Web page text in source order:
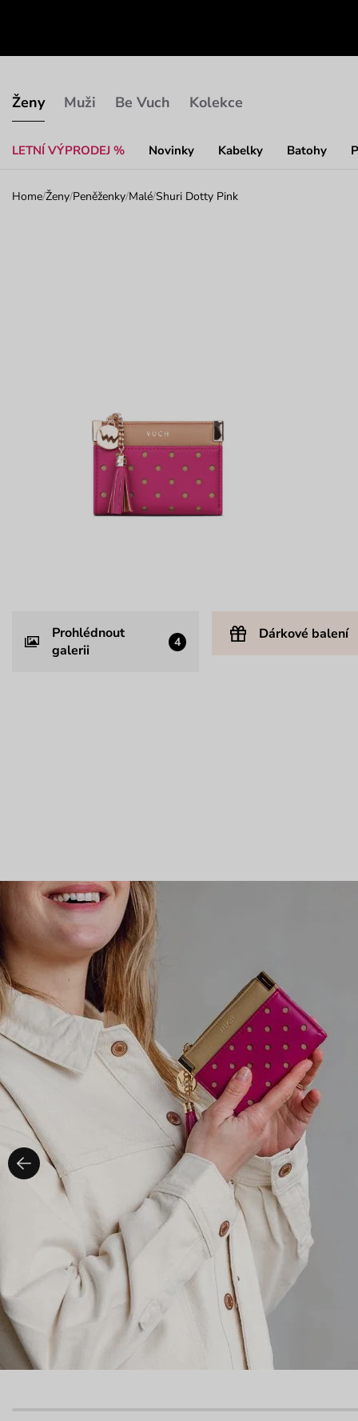
Ženy
LETNÍ VÝPRODEJ % Novinky Kabelky Batohy
Muži Be Vuch Kolekce
Home/Ženy/Peněženky/Malé/Shuri Dotty Pink
Prohlédnout
galerii
4 Dárkové balení